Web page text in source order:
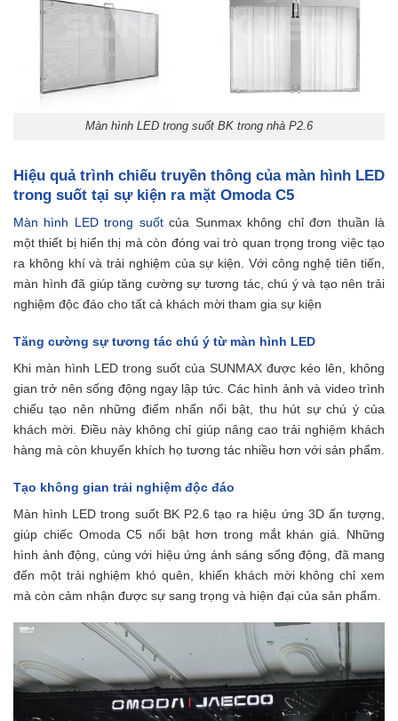
Màn hình LED trong suốt BK trong nhà P2.6
Hiệu quả trình chiếu truyền thông của màn hình LED
trong suốt tại sự kiện ra mặt Omoda C5
Màn hình LED trong suốtcủa Sunmax không chỉ đơn thuần là
một thiết bị hiển thị mà còn đóng vai trò quan trọng trong việc tạo
ra không khí và trải nghiệm của sự kiện. Với công nghệ tiên tiến,
màn hình đã giúp tăng cường sự tương tác, chú ý và tạo nên trải
nghiệm độc đáo cho tất cả khách mời tham gia sự kiện
Tăng cường sự tương tác chú ý từ màn hình LED
Khi màn hình LED trong suốt của SUNMAX được kéo lên, không
gian trở nên sống động ngay lập tức. Các hình ảnh và video trình
chiếu tạo nên những điểm nhấn nổi bật, thu hút sự chú ý của
khách mời. Điều này không chỉ giúp nâng cao trải nghiệm khách
hàng mà còn khuyến khích họ tương tác nhiều hơn với sản phẩm.
Tạo không gian trải nghiệm độc đáo
Màn hình LED trong suốt BK P2.6 tạo ra hiệu ứng 3D ấn tượng,
giúp chiếc Omoda C5 nổi bật hơn trong mắt khán giả. Những
hình ảnh động, cùng với hiệu ứng ánh sáng sống động, đã mang
đến một trải nghiệm khó quên, khiến khách mời không chỉ xem
mà còn cảm nhận được sự sang trọng và hiện đại của sản phẩm.